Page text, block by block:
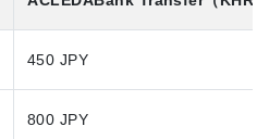
450 JPY
800 JPY